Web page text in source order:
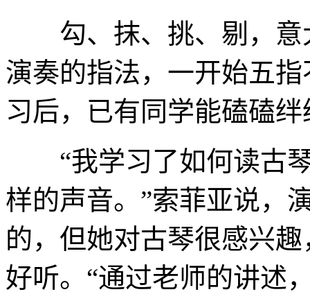
勾、抹、挑、剔，意
演奏的指法，一开始五
习后，已有同学能磕磕
“我学习了如何读古琴
样的声音。”索菲亚说，
的，但她对古琴很感兴
好听。“通过老师的讲述